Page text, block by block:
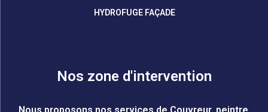
HYDROFUGE FAÇADE
Nos zone d'intervention